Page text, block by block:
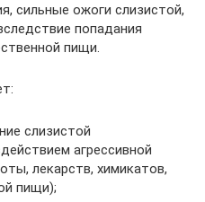
сильные ожоги слизистой,
попадания
пищи.
слизистой
агрессивной
лекарств, химикатов,
пищи);